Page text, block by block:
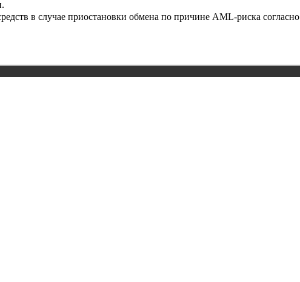
в случае приостановки обмена по причине AML-риска согласно